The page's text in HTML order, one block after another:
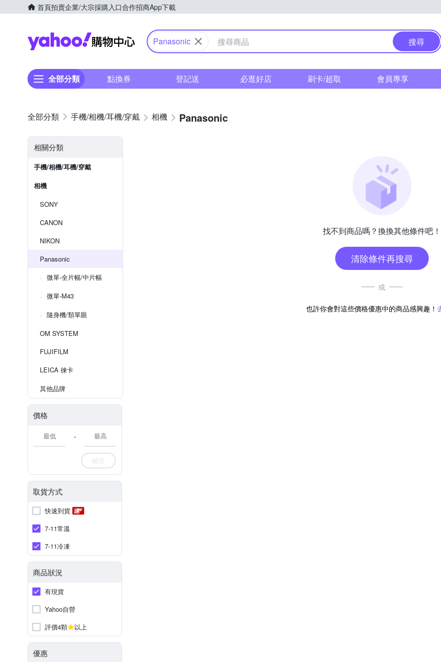
首頁拍賣企業/大宗採購入口合作招商App下載
Yahoo購物中心
Panasonic 搜尋
全部分類 點換券 登記送 必逛好店 刷卡/超取 會員專享
手機/相機/耳機/穿戴 相機 Panasonic
相關分類
手機/相機/耳機/穿戴
相機
SONY
CANON
NIKON
Panasonic
微單-全片幅/中片幅
微單-M43
隨身機/類單眼
OM SYSTEM
FUJIFILM
LEICA 徠卡
其他品牌
價格
-
確定
取貨方式
快速到貨
7-11常溫
7-11冷凍
商品狀況
有現貨
Yahoo自營
評價4顆
以上
優惠
找不到商品嗎？換換其他條件吧！
清除條件再搜尋
或
也許你會對這些價格優惠中的商品感興趣！